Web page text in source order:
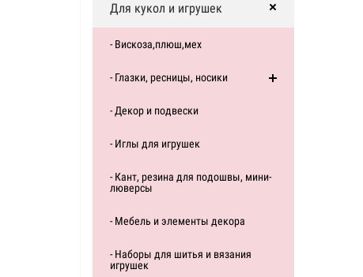
Для кукол и игрушек
- Вискоза,плюш,мех
- Глазки, ресницы, носики
- Декор и подвески
- Иглы для игрушек
- Кант, резина для подошвы, мини-
люверсы
- Мебель и элементы декора
- Наборы для шитья и вязания
игрушек